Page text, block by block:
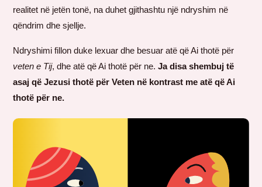
realitet në jetën tonë, na duhet gjithashtu një ndryshim në
qëndrim dhe sjellje.
Ndryshimi fillon duke lexuar dhe besuar atë që Ai thotë për
veten e Tij, dhe atë që Ai thotë për ne.Ja disa shembuj të
asaj që Jezusi thotë për Veten në kontrast me atë që Ai
thotë për ne.